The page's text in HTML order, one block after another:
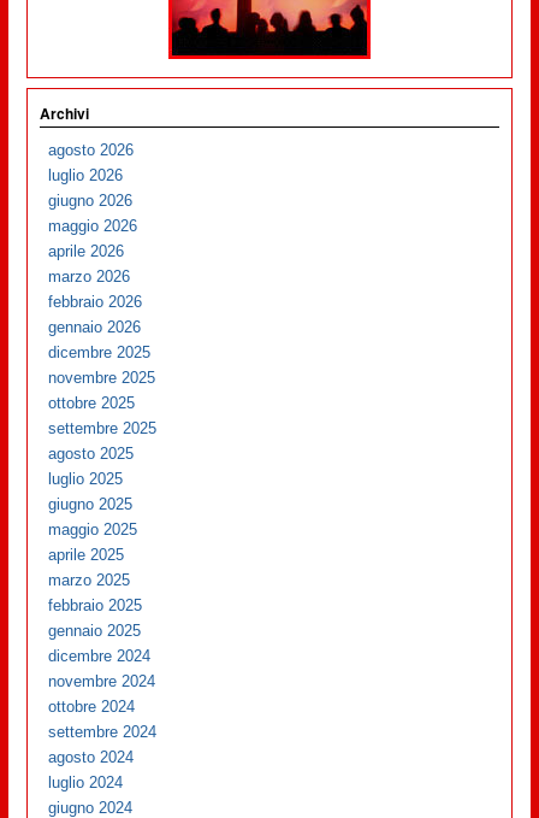
Archivi
agosto 2026
luglio 2026
giugno 2026
maggio 2026
aprile 2026
marzo 2026
febbraio 2026
gennaio 2026
dicembre 2025
novembre 2025
ottobre 2025
settembre 2025
agosto 2025
luglio 2025
giugno 2025
maggio 2025
aprile 2025
marzo 2025
febbraio 2025
gennaio 2025
dicembre 2024
novembre 2024
ottobre 2024
settembre 2024
agosto 2024
luglio 2024
giugno 2024